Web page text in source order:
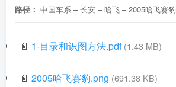
路径： 中国车系 – 长安 – 哈飞 – 2005哈飞赛豹
📄 1-目录和识图方法.pdf (1.43 MB)
📄 2005哈飞赛豹.png (691.38 KB)